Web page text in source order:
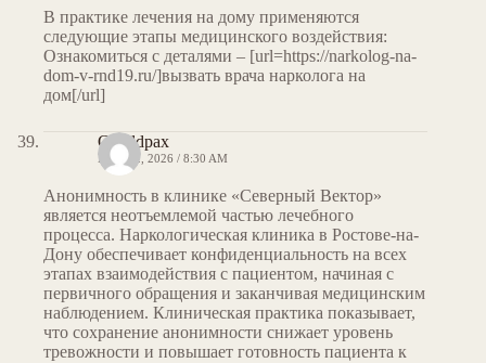
В практике лечения на дому применяются
следующие этапы медицинского воздействия:
Ознакомиться с деталями – [url=https://narkolog-na-
dom-v-rnd19.ru/]вызвать врача нарколога на
дом[/url]
Geraldpax
MAY 12, 2026 / 8:30 AM
Анонимность в клинике «Северный Вектор»
является неотъемлемой частью лечебного
процесса. Наркологическая клиника в Ростове-на-
Дону обеспечивает конфиденциальность на всех
этапах взаимодействия с пациентом, начиная с
первичного обращения и заканчивая медицинским
наблюдением. Клиническая практика показывает,
что сохранение анонимности снижает уровень
тревожности и повышает готовность пациента к